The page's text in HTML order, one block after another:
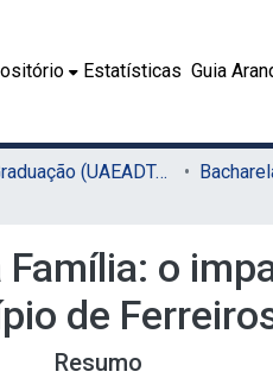
Estatísticas Guia
02.1 - Graduação (UAEADTec)
o
de
Resumo